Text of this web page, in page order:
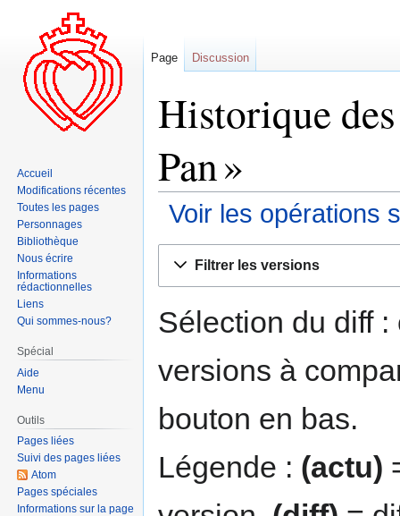
Historique
Pan »
Voir les opérations
navigation
recherche
Filtrer les versions
Sélection du diff
versions à
bouton en bas.
Légende : (actu)
Page Discussion
Accueil
Modifications récentes
Toutes les pages
Personnages
Bibliothèque
Nous écrire
Informations
rédactionnelles
Liens
Qui sommes-nous?
Spécial
Aide
Menu
Outils
Pages liées
Suivi des pages liées
Atom
Pages spéciales
Informations sur la page